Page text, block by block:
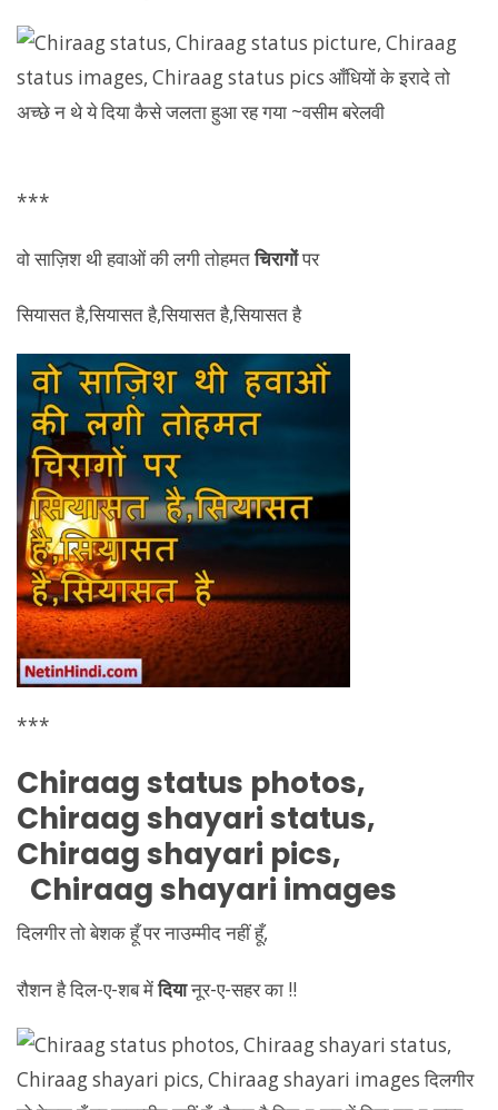
***
वो साज़िश थी हवाओं की लगी तोहमतचिरागोंपर
सियासत है,सियासत है,सियासत है,सियासत है
***
Chiraagstatus photos,
Chiraagshayari status,
Chiraagshayari pics,
Chiraagshayari images
दिलगीर तो बेशक हूँ पर नाउम्मीद नहीं हूँ,
रौशन है दिल-ए-शब मेंदियानूर-ए-सहर का !!